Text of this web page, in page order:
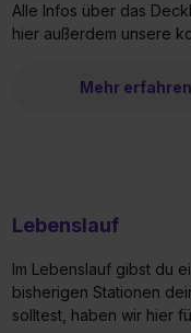
Alle Infos über das
hier außerdem unsere
Mehr erfahren
Lebenslauf
Im Lebenslauf gibst du
bisherigen Stationen
solltest, haben wir hier